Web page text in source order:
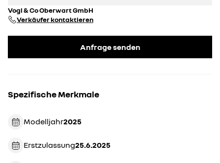
Vogl & Co Oberwart GmbH
Verkäufer kontaktieren
Anfrage senden
Spezifische Merkmale
Modelljahr 2025
Erstzulassung 25.6.2025